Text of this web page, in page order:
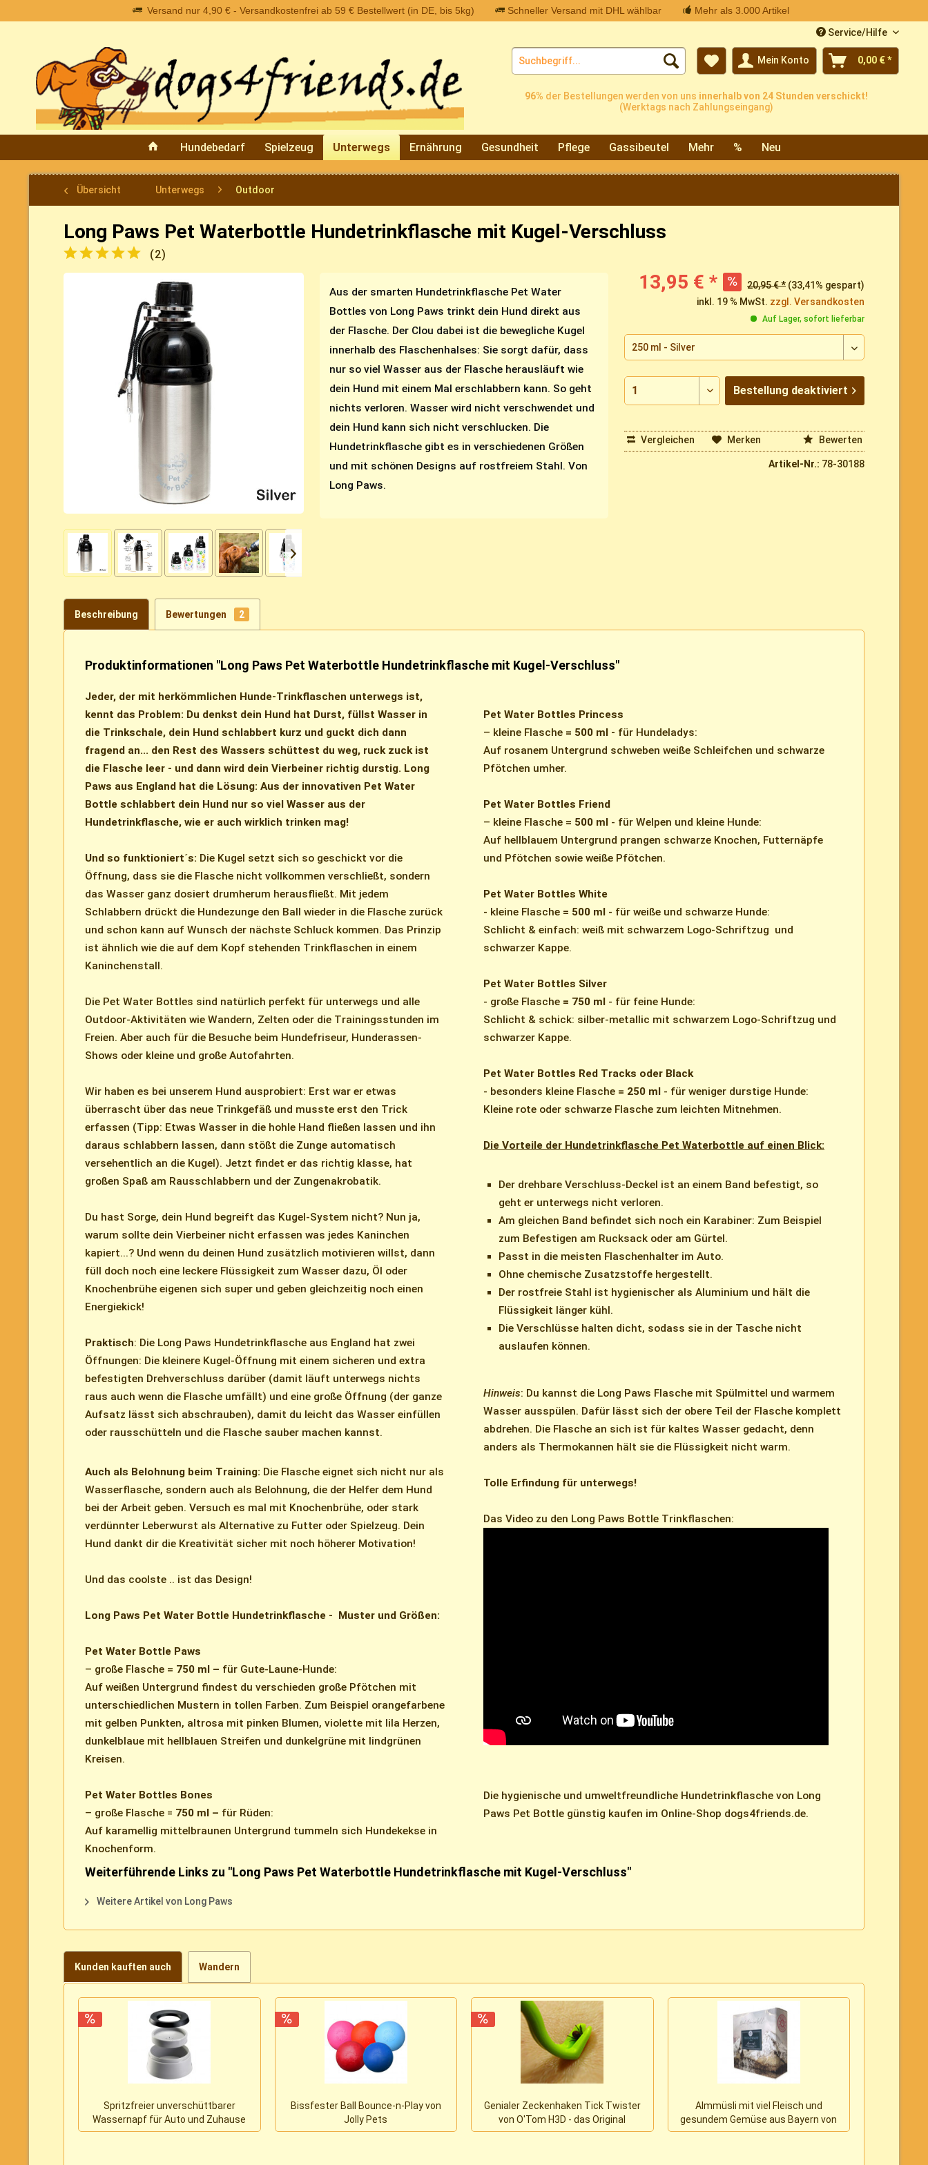
Versand nur 4,90 € - Versandkostenfrei ab 59 € Bestellwert (in DE, bis 5kg) Schneller Versand mit DHL wählbar
Mehr als 3.000 Artikel
Service/Hilfe
Mein Konto 0,00 € *
96% der Bestellungen werden von uns innerhalb von 24 Stunden verschickt!
(Werktags nach Zahlungseingang)
Hundebedarf Spielzeug Unterwegs Ernährung Gesundheit Pflege Gassibeutel Mehr % Neu
Übersicht Unterwegs Outdoor
Long Paws Pet Waterbottle Hundetrinkflasche mit Kugel-Verschluss
(2)
Aus der smarten Hundetrinkflasche Pet Water
Bottles von Long Paws trinkt dein Hund direkt aus
der Flasche. Der Clou dabei ist die bewegliche Kugel
innerhalb des Flaschenhalses: Sie sorgt dafür, dass
nur so viel Wasser aus der Flasche herausläuft wie
dein Hund mit einem Mal erschlabbern kann. So geht
nichts verloren. Wasser wird nicht verschwendet und
dein Hund kann sich nicht verschlucken. Die
Hundetrinkflasche gibt es in verschiedenen Größen
und mit schönen Designs auf rostfreiem Stahl. Von
Long Paws.
13,95 € * 20,95 € * (33,41% gespart)
inkl. 19 % MwSt. zzgl. Versandkosten
Auf Lager, sofort lieferbar
Bestellung deaktiviert
Vergleichen Merken Bewerten
Artikel-Nr.: 78-30188
Beschreibung Bewertungen 2
Produktinformationen "Long Paws Pet Waterbottle Hundetrinkflasche mit Kugel-Verschluss"
Jeder, der mit herkömmlichen Hunde-Trinkflaschen unterwegs ist,
kennt das Problem: Du denkst dein Hund hat Durst, füllst Wasser in
die Trinkschale, dein Hund schlabbert kurz und guckt dich dann
fragend an... den Rest des Wassers schüttest du weg, ruck zuck ist
die Flasche leer - und dann wird dein Vierbeiner richtig durstig. Long
Paws aus England hat die Lösung: Aus der innovativen Pet Water
Bottle schlabbert dein Hund nur so viel Wasser aus der
Hundetrinkflasche, wie er auch wirklich trinken mag!
Und so funktioniert´s: Die Kugel setzt sich so geschickt vor die
Öffnung, dass sie die Flasche nicht vollkommen verschließt, sondern
das Wasser ganz dosiert drumherum herausfließt. Mit jedem
Schlabbern drückt die Hundezunge den Ball wieder in die Flasche zurück
und schon kann auf Wunsch der nächste Schluck kommen. Das Prinzip
ist ähnlich wie die auf dem Kopf stehenden Trinkflaschen in einem
Kaninchenstall.
Die Pet Water Bottles sind natürlich perfekt für unterwegs und alle
Outdoor-Aktivitäten wie Wandern, Zelten oder die Trainingsstunden im
Freien. Aber auch für die Besuche beim Hundefriseur, Hunderassen-
Shows oder kleine und große Autofahrten.
Wir haben es bei unserem Hund ausprobiert: Erst war er etwas
überrascht über das neue Trinkgefäß und musste erst den Trick
erfassen (Tipp: Etwas Wasser in die hohle Hand fließen lassen und ihn
daraus schlabbern lassen, dann stößt die Zunge automatisch
versehentlich an die Kugel). Jetzt findet er das richtig klasse, hat
großen Spaß am Rausschlabbern und der Zungenakrobatik.
Du hast Sorge, dein Hund begreift das Kugel-System nicht? Nun ja,
warum sollte dein Vierbeiner nicht erfassen was jedes Kaninchen
kapiert...? Und wenn du deinen Hund zusätzlich motivieren willst, dann
füll doch noch eine leckere Flüssigkeit zum Wasser dazu, Öl oder
Knochenbrühe eigenen sich super und geben gleichzeitig noch einen
Energiekick!
Praktisch: Die Long Paws Hundetrinkflasche aus England hat zwei
Öffnungen: Die kleinere Kugel-Öffnung mit einem sicheren und extra
befestigten Drehverschluss darüber (damit läuft unterwegs nichts
raus auch wenn die Flasche umfällt) und eine große Öffnung (der ganze
Aufsatz lässt sich abschrauben), damit du leicht das Wasser einfüllen
oder rausschütteln und die Flasche sauber machen kannst.
Auch als Belohnung beim Training: Die Flasche eignet sich nicht nur als
Wasserflasche, sondern auch als Belohnung, die der Helfer dem Hund
bei der Arbeit geben. Versuch es mal mit Knochenbrühe, oder stark
verdünnter Leberwurst als Alternative zu Futter oder Spielzeug. Dein
Hund dankt dir die Kreativität sicher mit noch höherer Motivation!
Und das coolste .. ist das Design!
Long Paws Pet Water Bottle Hundetrinkflasche - Muster und Größen:
Pet Water Bottle Paws
– große Flasche = 750 ml – für Gute-Laune-Hunde:
Auf weißen Untergrund findest du verschieden große Pfötchen mit
unterschiedlichen Mustern in tollen Farben. Zum Beispiel orangefarbene
mit gelben Punkten, altrosa mit pinken Blumen, violette mit lila Herzen,
dunkelblaue mit hellblauen Streifen und dunkelgrüne mit lindgrünen
Kreisen.
Pet Water Bottles Bones
– große Flasche = 750 ml – für Rüden:
Auf karamellig mittelbraunen Untergrund tummeln sich Hundekekse in
Knochenform.
Pet Water Bottles Princess
– kleine Flasche = 500 ml - für Hundeladys:
Auf rosanem Untergrund schweben weiße Schleifchen und schwarze
Pfötchen umher.
Pet Water Bottles Friend
– kleine Flasche = 500 ml - für Welpen und kleine Hunde:
Auf hellblauem Untergrund prangen schwarze Knochen, Futternäpfe
und Pfötchen sowie weiße Pfötchen.
Pet Water Bottles White
- kleine Flasche = 500 ml - für weiße und schwarze Hunde:
Schlicht & einfach: weiß mit schwarzem Logo-Schriftzug und
schwarzer Kappe.
Pet Water Bottles Silver
- große Flasche = 750 ml - für feine Hunde:
Schlicht & schick: silber-metallic mit schwarzem Logo-Schriftzug und
schwarzer Kappe.
Pet Water Bottles Red Tracks oder Black
- besonders kleine Flasche = 250 ml - für weniger durstige Hunde:
Kleine rote oder schwarze Flasche zum leichten Mitnehmen.
Die Vorteile der Hundetrinkflasche Pet Waterbottle auf einen Blick:
Der drehbare Verschluss-Deckel ist an einem Band befestigt, so
geht er unterwegs nicht verloren.
Am gleichen Band befindet sich noch ein Karabiner: Zum Beispiel
zum Befestigen am Rucksack oder am Gürtel.
Passt in die meisten Flaschenhalter im Auto.
Ohne chemische Zusatzstoffe hergestellt.
Der rostfreie Stahl ist hygienischer als Aluminium und hält die
Flüssigkeit länger kühl.
Die Verschlüsse halten dicht, sodass sie in der Tasche nicht
auslaufen können.
Hinweis: Du kannst die Long Paws Flasche mit Spülmittel und warmem
Wasser ausspülen. Dafür lässt sich der obere Teil der Flasche komplett
abdrehen. Die Flasche an sich ist für kaltes Wasser gedacht, denn
anders als Thermokannen hält sie die Flüssigkeit nicht warm.
Tolle Erfindung für unterwegs!
Das Video zu den Long Paws Bottle Trinkflaschen:
Die hygienische und umweltfreundliche Hundetrinkflasche von Long
Paws Pet Bottle günstig kaufen im Online-Shop dogs4friends.de.
Weiterführende Links zu "Long Paws Pet Waterbottle Hundetrinkflasche mit Kugel-Verschluss"
Weitere Artikel von Long Paws
Kunden kauften auch Wandern
Spritzfreier unverschüttbarer
Wassernapf für Auto und Zuhause
Bissfester Ball Bounce-n-Play von
Jolly Pets
Genialer Zeckenhaken Tick Twister
von O'Tom H3D - das Original
Almmüsli mit viel Fleisch und
gesundem Gemüse aus Bayern von
Paul & Paulina